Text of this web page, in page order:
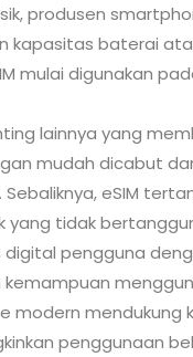
produsen
kapasitas baterai
mulai digunakan
lainnya yang
mudah dicabut
eSIM
yang tidak
pengguna
mendukung
penggunaan